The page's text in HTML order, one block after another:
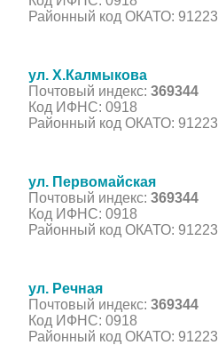
Районный код ОКАТО:
ул. Х.Калмыкова
Почтовый индекс: 369344
Код ИФНС: 0918
Районный код ОКАТО:
ул. Первомайская
Почтовый индекс: 369344
Код ИФНС: 0918
Районный код ОКАТО:
ул. Речная
Почтовый индекс: 369344
Код ИФНС: 0918
Районный код ОКАТО: